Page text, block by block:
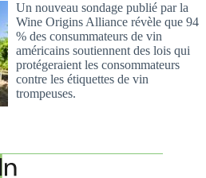
Un nouveau sondage publié par la
Wine Origins Alliance révèle que 94
% des consummateurs de vin
américains soutiennent des lois qui
protégeraient les consommateurs
contre les étiquettes de vin
trompeuses.